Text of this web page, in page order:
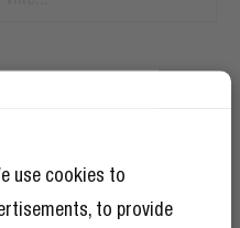
use cookies to
to provide
10 %
SUR
!